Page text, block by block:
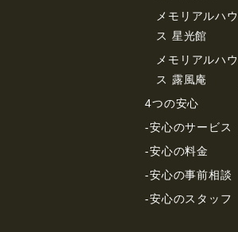
メモリアルハウ
ス 星光館
メモリアルハウ
ス 露風庵
4つの安心
-安心のサービス
-安心の料金
-安心の事前相談
-安心のスタッフ